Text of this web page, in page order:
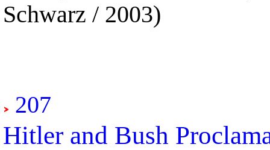
Schwarz / 2003)
207
Hitler and Bush